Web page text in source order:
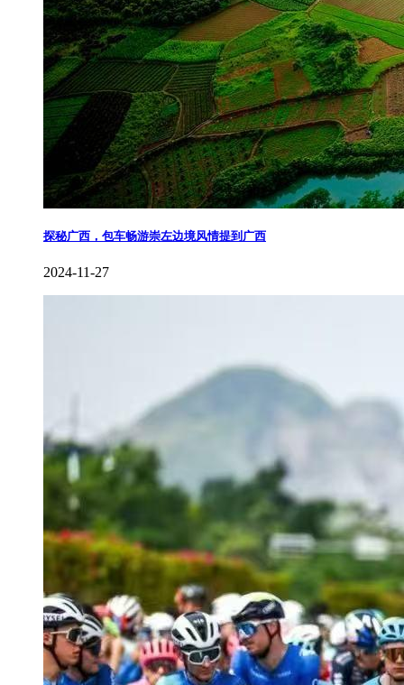
探秘广西，包车畅游崇左边境风情提到广西
2024-11-27